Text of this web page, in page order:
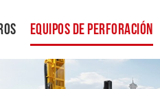
Equipos De Perforación